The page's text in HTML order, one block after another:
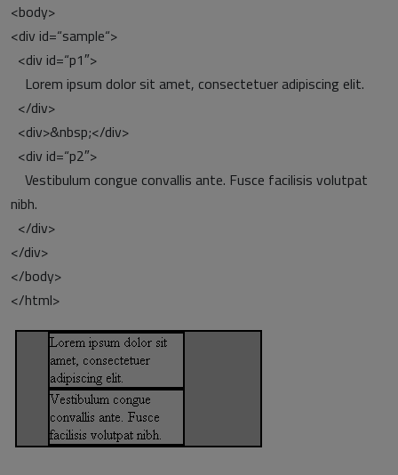
<body>
<div id=“sample“>
<div id=“p1″>
Lorem ipsum dolor sit amet, consectetuer adipiscing elit.
</div>
<div>&nbsp;</div>
<div id=“p2″>
Vestibulum congue convallis ante. Fusce facilisis volutpat
nibh.
</div>
</div>
</body>
</html>